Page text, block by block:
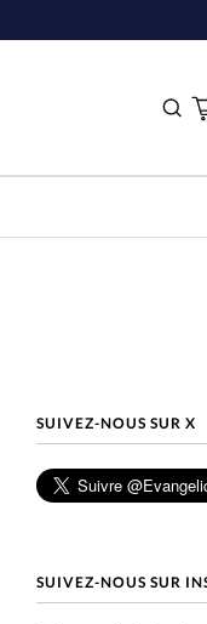
SUIVEZ-NOUS SUR X
SUIVEZ-NOUS SUR